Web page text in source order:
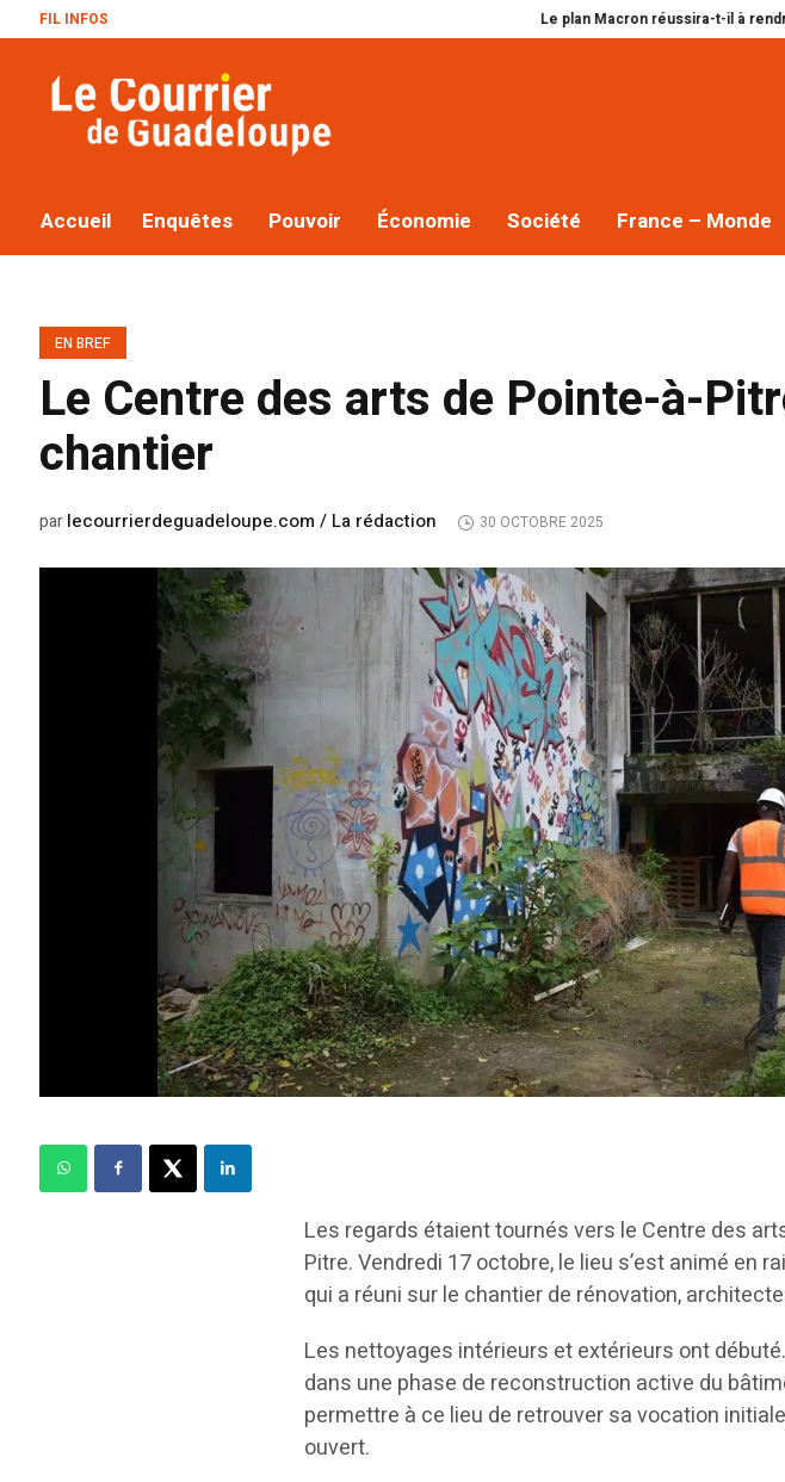
FIL INFOS Le plan Macron réussira-t-il à rendre la
Accueil Enquêtes Pouvoir Économie Société France – Monde
EN BREF
Le Centre des arts de Pointe-à-
chantier
parlecourrierdeguadeloupe.com / La rédaction 30 OCTOBRE 2025
Les regards étaient tournés vers le Centre des
Pitre. Vendredi 17 octobre, le lieu s’est animé en
qui a réuni sur le chantier de rénovation,
Les nettoyages intérieurs et extérieurs ont
dans une phase de reconstruction active du
permettre à ce lieu de retrouver sa vocation
ouvert.